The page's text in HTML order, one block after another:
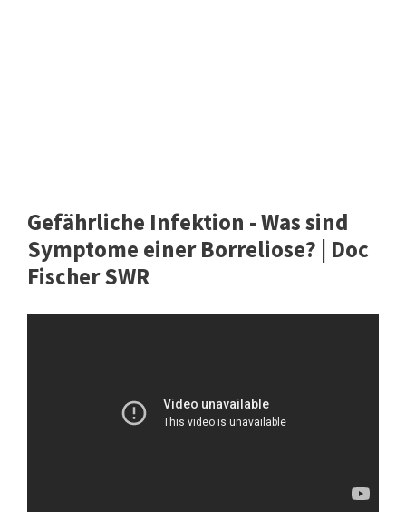
Gefährliche Infektion - Was sind
Symptome einer Borreliose? | Doc
Fischer SWR